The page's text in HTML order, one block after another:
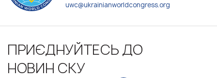
uwc@ukrainianworldcongress.org
ПРИЄДНУЙТЕСЬ ДО
НОВИН СКУ